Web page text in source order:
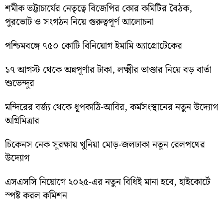
শমীক ভট্টাচার্যের নেতৃত্বে বিজেপির কোর কমিটির বৈঠক,
পুরভোট ও সংগঠন নিয়ে গুরুত্বপূর্ণ আলোচনা
পশ্চিমবঙ্গে ৭৫০ কোটি বিনিয়োগ ইমামি অ্যাগ্রোটেকের
১৭ আগস্ট থেকে অন্নপূর্ণার টাকা, লক্ষ্মীর ভাণ্ডার নিয়ে বড় বার্তা
শুভেন্দুর
মন্দিরের বর্জ্য থেকে ধূপকাঠি-আবির, কর্মসংস্থানের নতুন উদ্যোগ
অগ্নিমিত্রার
চিকেনস নেক সুরক্ষায় খুনিয়া মোড়-জলঢাকা নতুন রেলপথের
উদ্যোগ
এসএসসি নিয়োগে ২০২৫-এর নতুন বিধিই মানা হবে, হাইকোর্টে
স্পষ্ট করল কমিশন